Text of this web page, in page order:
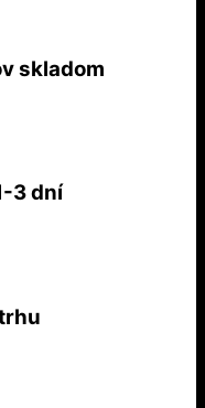
skladom
3 dní